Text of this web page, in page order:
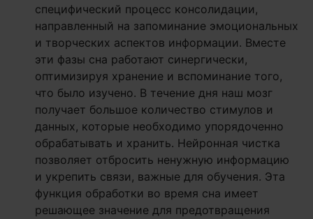
специфический процесс консолидации,
направленный на запоминание эмоциональных
и творческих аспектов информации. Вместе
эти фазы сна работают синергически,
оптимизируя хранение и вспоминание того,
что было изучено. В течение дня наш мозг
получает большое количество стимулов и
данных, которые необходимо упорядоченно
обрабатывать и хранить. Нейронная чистка
позволяет отбросить ненужную информацию
и укрепить связи, важные для обучения. Эта
функция обработки во время сна имеет
решающее значение для предотвращения